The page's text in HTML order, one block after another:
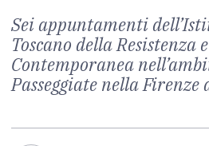
Sei appuntamenti
Toscano della Resistenza
Contemporanea
Passeggiate nella